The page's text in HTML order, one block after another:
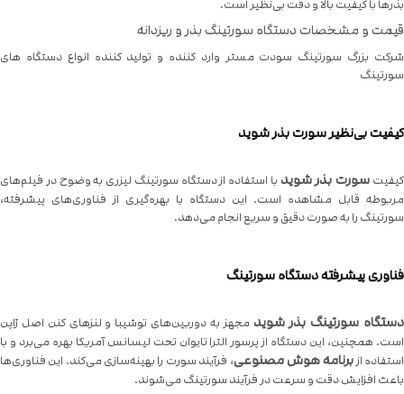
بذرها با کیفیت بالا و دقت بی‌نظیر است.
قیمت و مشخصات دستگاه سورتینگ بذر و ریزدانه
شرکت بزرگ سورتینگ سودت مستر وارد کننده و تولید کننده انواع دستگاه های
سورتینگ
کیفیت بی‌نظیر سورت بذر شوید
کیفیت سورت بذر شوید با استفاده از دستگاه سورتینگ لیزری به وضوح در فیلم‌های
مربوطه قابل مشاهده است. این دستگاه با بهره‌گیری از فناوری‌های پیشرفته،
سورتینگ را به صورت دقیق و سریع انجام می‌دهد.
فناوری پیشرفته دستگاه سورتینگ
دستگاه سورتینگ بذر شوید مجهز به دوربین‌های توشیبا و لنزهای کنن اصل ژاپن
است. همچنین، این دستگاه از پرسور الترا تایوان تحت لیسانس آمریکا بهره می‌برد و با
استفاده ازبرنامه هوش مصنوعی، فرآیند سورت را بهینه‌سازی می‌کند. این فناوری‌ها
باعث افزایش دقت و سرعت در فرآیند سورتینگ می‌شوند.